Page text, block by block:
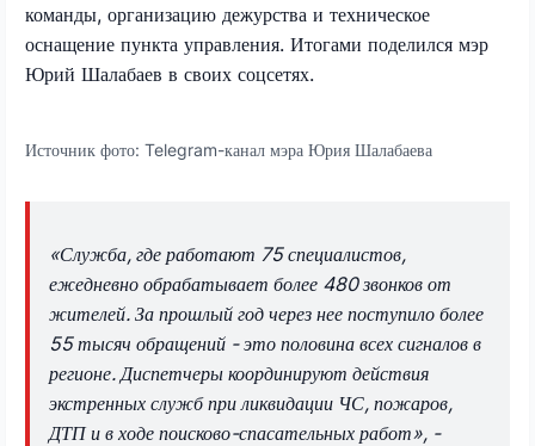
команды, организацию дежурства и техническое
оснащение пункта управления. Итогами поделился мэр
Юрий Шалабаев в своих соцсетях.
Источник фото: Telegram-канал мэра Юрия Шалабаева
«Служба, где работают 75 специалистов,
ежедневно обрабатывает более 480 звонков от
жителей. За прошлый год через нее поступило более
55 тысяч обращений - это половина всех сигналов в
регионе. Диспетчеры координируют действия
экстренных служб при ликвидации ЧС, пожаров,
ДТП и в ходе поисково-спасательных работ», -